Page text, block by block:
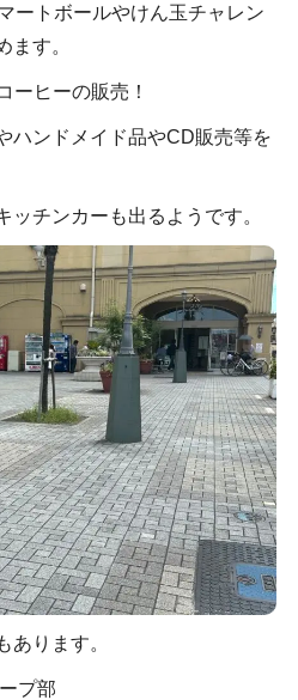
ートボールやけん玉チャレン
ます。
ーヒーの販売！
ハンドメイド品やCD販売等を
チンカーも出るようです。
あります。
プ部